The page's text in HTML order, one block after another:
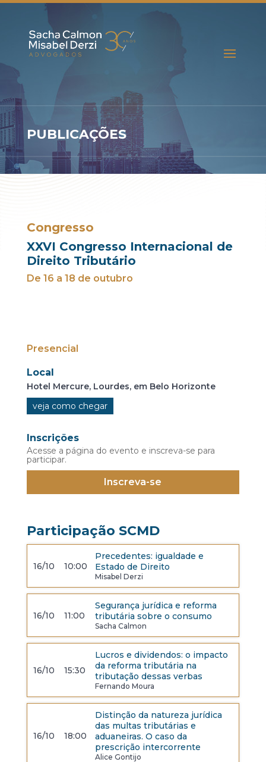
PUBLICAÇÕES
Congresso
XXVI Congresso Internacional de
Direito Tributário
De 16 a 18 de outubro
Presencial
Local
Hotel Mercure, Lourdes, em Belo Horizonte
veja como chegar
Inscrições
Acesse a página do evento e inscreva-se para
participar.
Inscreva-se
Participação SCMD
16/10 10:00
Precedentes: igualdade e
Estado de Direito
Misabel Derzi
16/10 11:00
Segurança jurídica e reforma
tributária sobre o consumo
Sacha Calmon
16/10 15:30
Lucros e dividendos: o impacto
da reforma tributária na
tributação dessas verbas
Fernando Moura
16/10 18:00
Distinção da natureza jurídica
das multas tributárias e
aduaneiras. O caso da
prescrição intercorrente
Alice Gontijo